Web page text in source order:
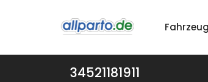
34521181911